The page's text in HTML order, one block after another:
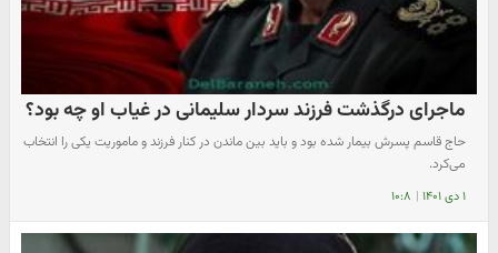
ماجرای درگذشت فرزند سردار سلیمانی در غیاب او چه بود؟
حاج قاسم پسرش بیمار شده بود و باید بین ماندن در کنار فرزند و ماموریت یکی را انتخاب
می‌کرد.
۱ دی ۱۴۰۱ | ۱۰:۸